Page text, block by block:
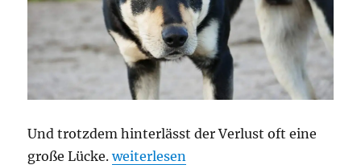
Und trotzdem hinterlässt der Verlust oft eine
große Lücke.„Es ist ja nur ein Hund“
weiterlesen